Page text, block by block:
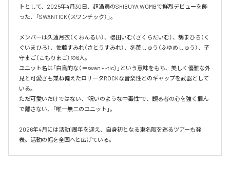
トとして、2025年4月30日、超満員のSHIBUYA WOMBで鮮烈デビューを飾
った、「SWANTICK（スワンチック）」。
メンバーは久遠月衣（くおんるい）、櫻田いむ（さくらだいむ）、鵠まひろ（く
ぐいまひろ）、佐藤すみれ（さとうすみれ）、冬苺しゅう（ふゆめしゅう）、子
守まご（こもりまご）の6人。
ユニット名は「白鳥的な（＝swan + -tic）」という意味をもち、美しく優雅な外
見と可愛さも兼ね備えたロリータROCKな音楽性とのギャップを武器として
いる。
ただ可愛いだけではない、“呪いのような中毒性”で、観る者の心を強く掴ん
で離さない、「唯一無二のユニット」。
2026年4月には活動1周年を迎え、自身初となる東名阪を巡るツアーも発
表。活動の幅を全国へと広げている。